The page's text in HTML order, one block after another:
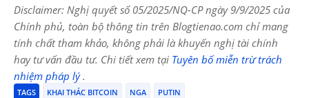
Disclaimer: Nghị quyết số 05/2025/NQ-CP ngày 9/9/2025 của
Chính phủ, toàn bộ thông tin trên Blogtienao.com chỉ mang
tính chất tham khảo, không phải là khuyến nghị tài chính
hay tư vấn đầu tư. Chi tiết xem tại Tuyên bố miễn trừ trách
nhiệm pháp lý.
TAGS KHAI THÁC BITCOIN NGA PUTIN